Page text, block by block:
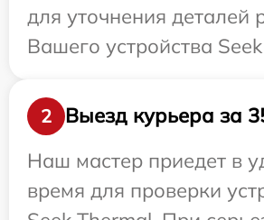
для уточнения деталей
Вашего устройства
2
Выезд курьера за
Наш мастер приедет в
время для проверки